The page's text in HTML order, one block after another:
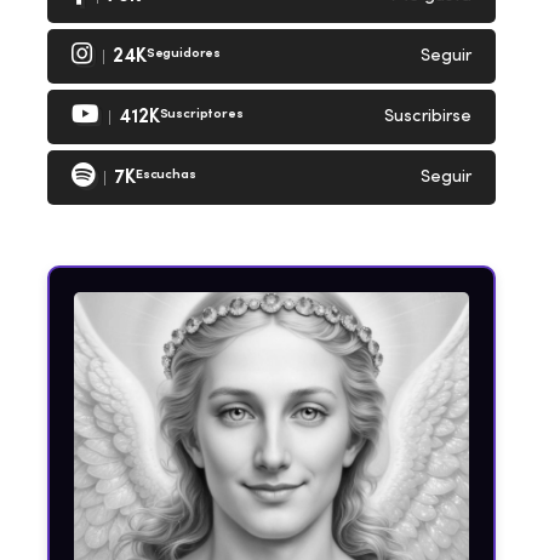
24KSeguidores Seguir
412KSuscriptores Suscribirse
7KEscuchas Seguir